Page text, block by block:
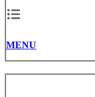
MENU